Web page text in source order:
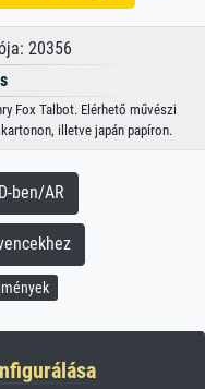
20356
Fox Talbot. Elérhető művészi
illetve japán papíron.
ben/AR